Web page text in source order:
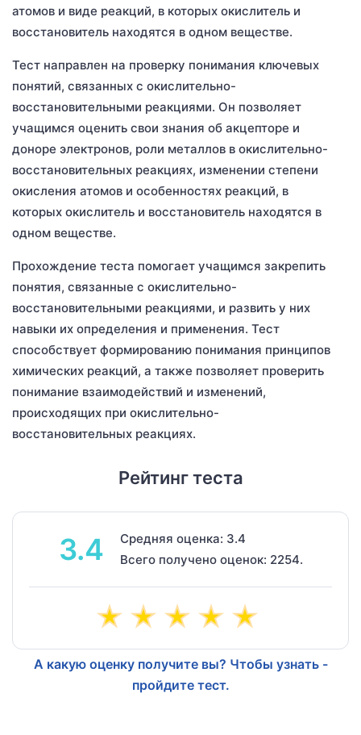
атомов и виде реакций, в которых окислитель и
восстановитель находятся в одном веществе.
Тест направлен на проверку понимания ключевых
понятий, связанных с окислительно-
восстановительными реакциями. Он позволяет
учащимся оценить свои знания об акцепторе и
доноре электронов, роли металлов в окислительно-
восстановительных реакциях, изменении степени
окисления атомов и особенностях реакций, в
которых окислитель и восстановитель находятся в
одном веществе.
Прохождение теста помогает учащимся закрепить
понятия, связанные с окислительно-
восстановительными реакциями, и развить у них
навыки их определения и применения. Тест
способствует формированию понимания принципов
химических реакций, а также позволяет проверить
понимание взаимодействий и изменений,
происходящих при окислительно-
восстановительных реакциях.
Рейтинг теста
3.4
Средняя оценка: 3.4
Всего получено оценок: 2254.
А какую оценку получите вы? Чтобы узнать -
пройдите тест.